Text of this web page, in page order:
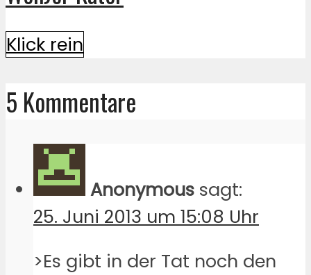
Klick rein
5 Kommentare
Anonymous sagt:
25. Juni 2013 um 15:08 Uhr
>Es gibt in der Tat noch den